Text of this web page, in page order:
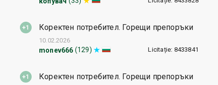
Коректен потребител. Горещи препоръки
monev666 (129) Licitație: 8433841
10.02.2026
Коректен потребител. Горещи препоръки